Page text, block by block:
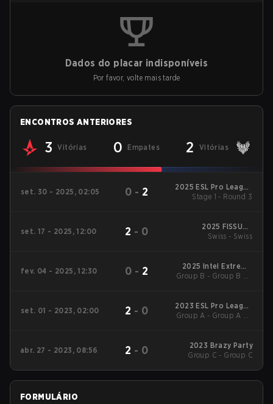
Dados do placar indisponíveis
Por favor, volte mais tarde
ENCONTROS ANTERIORES
3 Vitórias 0 Empates 2 Vitórias
set. 30 - 2025, 02:05 0 - 2
2025 ESL Pro League
Season 22
Stage 1 - Round 3
set. 17 - 2025, 12:00 2 - 0
2025 FISSURE
Playground #2
Swiss - Swiss
fev. 04 - 2025, 12:30 0 - 2
2025 Intel Extreme
Masters Katowice
Group B - Group B LB
set. 01 - 2023, 02:00 2 - 0
2023 ESL Pro League
Season 18
Group A - Group A LB
abr. 27 - 2023, 08:56 2 - 0
2023 Brazy Party
Group C - Group C
FORMULÁRIO